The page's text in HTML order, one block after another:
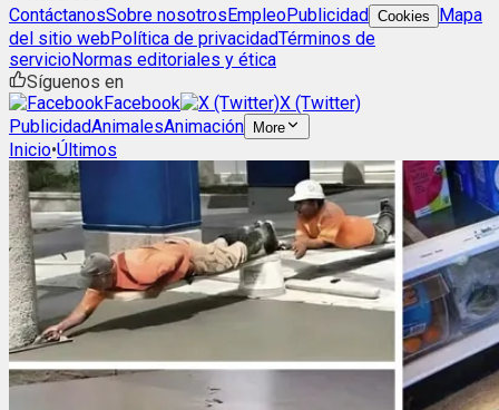
ContáctanosSobre nosotrosEmpleoPublicidad Cookies
Mapa
del sitio webPolítica de privacidadTérminos de
servicioNormas editoriales y ética
Síguenos en
Facebook
X (Twitter)
PublicidadAnimalesAnimación More
Inicio•Últimos